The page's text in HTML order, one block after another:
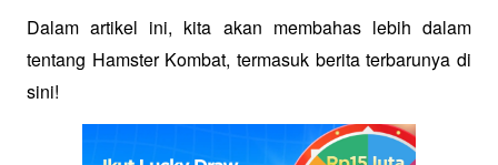
Dalam artikel ini, kita akan membahas lebih dalam
tentang Hamster Kombat, termasuk berita terbarunya di
sini!